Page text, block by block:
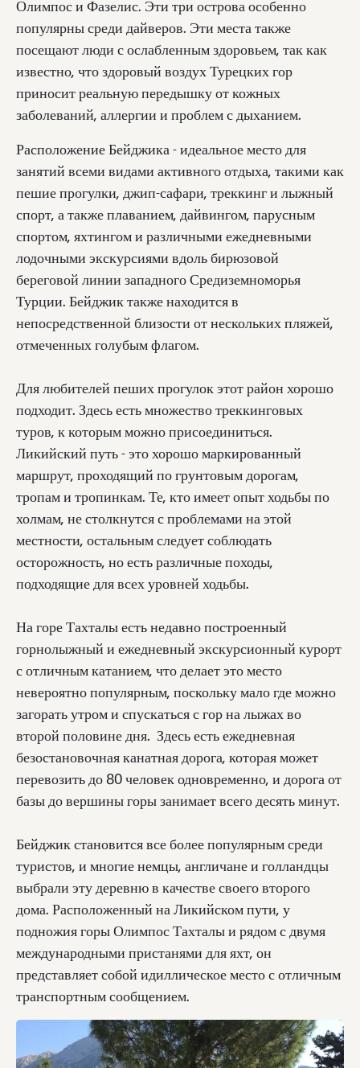
Олимпос и Фазелис. Эти три острова особенно
популярны среди дайверов. Эти места также
посещают люди с ослабленным здоровьем, так как
известно, что здоровый воздух Турецких гор
приносит реальную передышку от кожных
заболеваний, аллергии и проблем с дыханием.
Расположение Бейджика - идеальное место для
занятий всеми видами активного отдыха, такими как
пешие прогулки, джип-сафари, треккинг и лыжный
спорт, а также плаванием, дайвингом, парусным
спортом, яхтингом и различными ежедневными
лодочными экскурсиями вдоль бирюзовой
береговой линии западного Средиземноморья
Турции. Бейджик также находится в
непосредственной близости от нескольких пляжей,
отмеченных голубым флагом.
Для любителей пеших прогулок этот район хорошо
подходит. Здесь есть множество треккинговых
туров, к которым можно присоединиться.
Ликийский путь - это хорошо маркированный
маршрут, проходящий по грунтовым дорогам,
тропам и тропинкам. Те, кто имеет опыт ходьбы по
холмам, не столкнутся с проблемами на этой
местности, остальным следует соблюдать
осторожность, но есть различные походы,
подходящие для всех уровней ходьбы.
На горе Тахталы есть недавно построенный
горнолыжный и ежедневный экскурсионный курорт
с отличным катанием, что делает это место
невероятно популярным, поскольку мало где можно
загорать утром и спускаться с гор на лыжах во
второй половине дня. Здесь есть ежедневная
безостановочная канатная дорога, которая может
перевозить до 80 человек одновременно, и дорога от
базы до вершины горы занимает всего десять минут.
Бейджик становится все более популярным среди
туристов, и многие немцы, англичане и голландцы
выбрали эту деревню в качестве своего второго
дома. Расположенный на Ликийском пути, у
подножия горы Олимпос Тахталы и рядом с двумя
международными пристанями для яхт, он
представляет собой идиллическое место с отличным
транспортным сообщением.